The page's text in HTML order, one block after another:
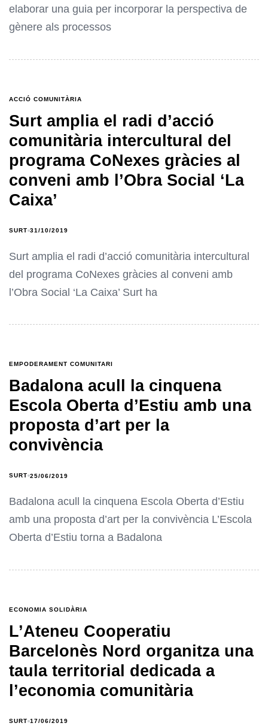
elaborar una guia per incorporar la perspectiva de
gènere als processos
ACCIÓ COMUNITÀRIA
Surt amplia el radi d’acció
comunitària intercultural del
programa CoNexes gràcies al
conveni amb l’Obra Social ‘La
Caixa’
SURT 31/10/2019
Surt amplia el radi d’acció comunitària intercultural
del programa CoNexes gràcies al conveni amb
l’Obra Social ‘La Caixa’ Surt ha
EMPODERAMENT COMUNITARI
Badalona acull la cinquena
Escola Oberta d’Estiu amb una
proposta d’art per la
convivència
SURT 25/06/2019
Badalona acull la cinquena Escola Oberta d’Estiu
amb una proposta d’art per la convivència L’Escola
Oberta d’Estiu torna a Badalona
ECONOMIA SOLIDÀRIA
L’Ateneu Cooperatiu
Barcelonès Nord organitza una
taula territorial dedicada a
l’economia comunitària
SURT 17/06/2019